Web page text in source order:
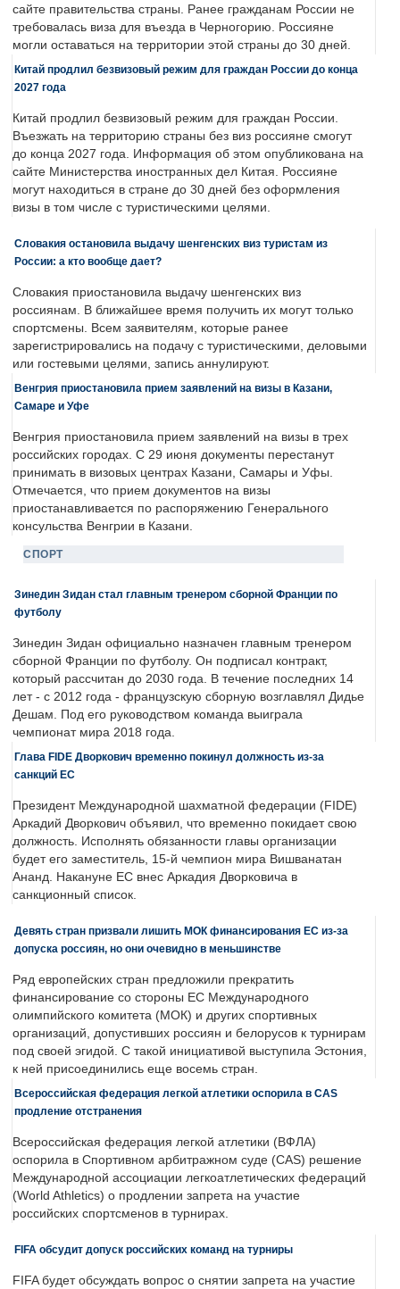
сайте правительства страны. Ранее гражданам России не
требовалась виза для въезда в Черногорию. Россияне
могли оставаться на территории этой страны до 30 дней.
Китай продлил безвизовый режим для граждан России до конца
2027 года
Китай продлил безвизовый режим для граждан России.
Въезжать на территорию страны без виз россияне смогут
до конца 2027 года. Информация об этом опубликована на
сайте Министерства иностранных дел Китая. Россияне
могут находиться в стране до 30 дней без оформления
визы в том числе с туристическими целями.
Словакия остановила выдачу шенгенских виз туристам из
России: а кто вообще дает?
Словакия приостановила выдачу шенгенских виз
россиянам. В ближайшее время получить их могут только
спортсмены. Всем заявителям, которые ранее
зарегистрировались на подачу с туристическими, деловыми
или гостевыми целями, запись аннулируют.
Венгрия приостановила прием заявлений на визы в Казани,
Самаре и Уфе
Венгрия приостановила прием заявлений на визы в трех
российских городах. С 29 июня документы перестанут
принимать в визовых центрах Казани, Самары и Уфы.
Отмечается, что прием документов на визы
приостанавливается по распоряжению Генерального
консульства Венгрии в Казани.
СПОРТ
Зинедин Зидан стал главным тренером сборной Франции по
футболу
Зинедин Зидан официально назначен главным тренером
сборной Франции по футболу. Он подписал контракт,
который рассчитан до 2030 года. В течение последних 14
лет - с 2012 года - французскую сборную возглавлял Дидье
Дешам. Под его руководством команда выиграла
чемпионат мира 2018 года.
Глава FIDE Дворкович временно покинул должность из-за
санкций ЕС
Президент Международной шахматной федерации (FIDE)
Аркадий Дворкович объявил, что временно покидает свою
должность. Исполнять обязанности главы организации
будет его заместитель, 15-й чемпион мира Вишванатан
Ананд. Накануне ЕС внес Аркадия Дворковича в
санкционный список.
Девять стран призвали лишить МОК финансирования ЕС из-за
допуска россиян, но они очевидно в меньшинстве
Ряд европейских стран предложили прекратить
финансирование со стороны ЕС Международного
олимпийского комитета (МОК) и других спортивных
организаций, допустивших россиян и белорусов к турнирам
под своей эгидой. С такой инициативой выступила Эстония,
к ней присоединились еще восемь стран.
Всероссийская федерация легкой атлетики оспорила в CAS
продление отстранения
Всероссийская федерация легкой атлетики (ВФЛА)
оспорила в Спортивном арбитражном суде (CAS) решение
Международной ассоциации легкоатлетических федераций
(World Athletics) о продлении запрета на участие
российских спортсменов в турнирах.
FIFA обсудит допуск российских команд на турниры
FIFA будет обсуждать вопрос о снятии запрета на участие